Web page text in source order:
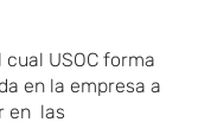
cual USOC forma
en la empresa a
en las